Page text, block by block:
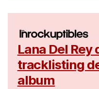
Lana Del Rey
tracklisting
album